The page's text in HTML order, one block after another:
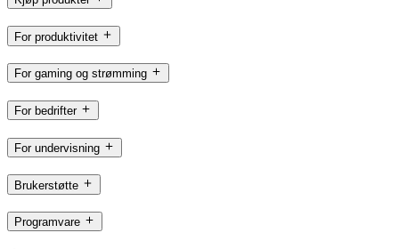
For produktivitet
For gaming og strømming
For bedrifter
For undervisning
Brukerstøtte
Programvare